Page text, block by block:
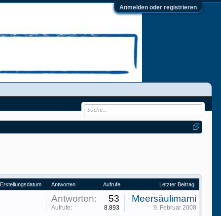
Anmelden oder registrieren
Erstellungsdatum Antworten Aufrufe Letzter Beitrag
Antworten: 53
Aufrufe: 8.893
Meersäulimami
9. Februar 2008